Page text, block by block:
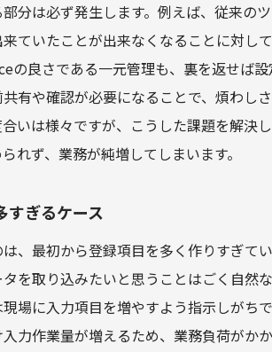
分は必ず発生します。例えば、従来の
ていたことが出来なくなることに対し
の良さである一元管理も、裏を返せば
有や確認が必要になることで、煩わし
いは様々ですが、こうした課題を解決
れず、業務が純増してしまいます。
すぎるケース
、最初から登録項目を多く作りすぎて
を取り込みたいと思うことはごく自然
場に入力項目を増やすよう指示しがち
力作業量が増えるため、業務負荷がか